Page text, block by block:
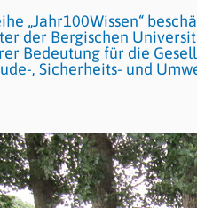
„Jahr100Wissen“
der Bergischen
Bedeutung für die
, Sicherheits- und